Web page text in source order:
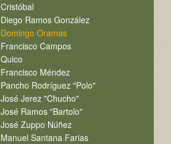
Cristóbal
Diego Ramos González
Domingo Oramas
Francisco Campos
Quico
Francisco Méndez
Pancho Rodríguez "Polo"
José Jerez "Chucho"
José Ramos "Bartolo"
José Zuppo Núñez
Manuel Santana Farias